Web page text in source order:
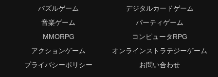
パズルゲーム
デジタルカードゲーム
音楽ゲーム
パーティゲーム
MMORPG
コンピュータRPG
アクションゲーム
オンラインストラテジーゲーム
プライバシーポリシー
お問い合わせ